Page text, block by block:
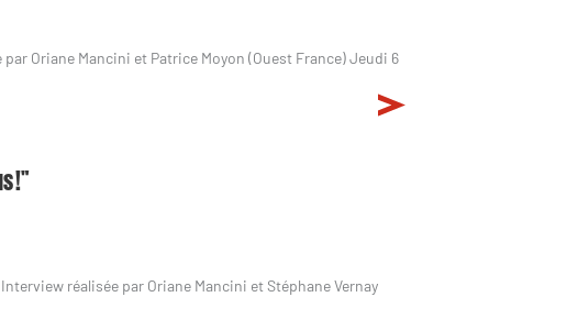
Oriane Mancini et Patrice Moyon (Ouest France) Jeudi 6
!"
réalisée par Oriane Mancini et Stéphane Vernay